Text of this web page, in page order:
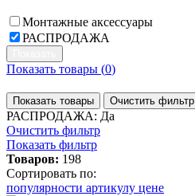
Монтажные аксессуары
РАСПРОДАЖА
Показать товары (0)
Показать товары Очистить фильтр
РАСПРОДАЖА: Да
Очистить фильтр
Показать фильтр
Товаров: 198
Сортировать по:
популярности артикулу цене